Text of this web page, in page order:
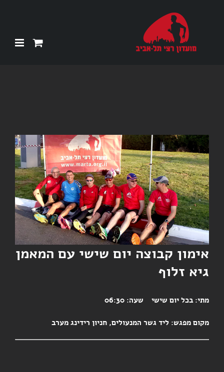
צפה
בתמונה
מוגדלת
אימון קבוצה יום שישי עם המאמן
גיא זלוף
מתי: בכל יום שישי שעה:
מקום מפגש: ליד גשר המנעולים, חניון רידינג מערב